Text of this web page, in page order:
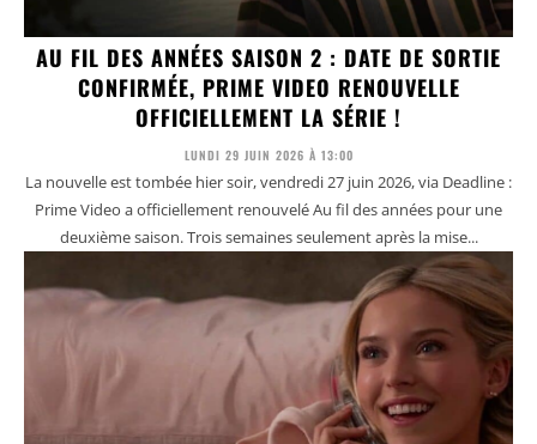
AU FIL DES ANNÉES SAISON 2 : DATE DE SORTIE
CONFIRMÉE, PRIME VIDEO RENOUVELLE
OFFICIELLEMENT LA SÉRIE !
LUNDI 29 JUIN 2026 À 13:00
La nouvelle est tombée hier soir, vendredi 27 juin 2026, via Deadline :
Prime Video a officiellement renouvelé Au fil des années pour une
deuxième saison. Trois semaines seulement après la mise...